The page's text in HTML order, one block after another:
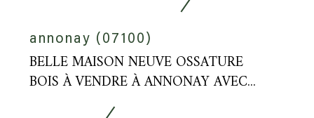
annonay (07100)
BELLE MAISON NEUVE OSSATURE
BOIS À VENDRE À ANNONAY AVEC...